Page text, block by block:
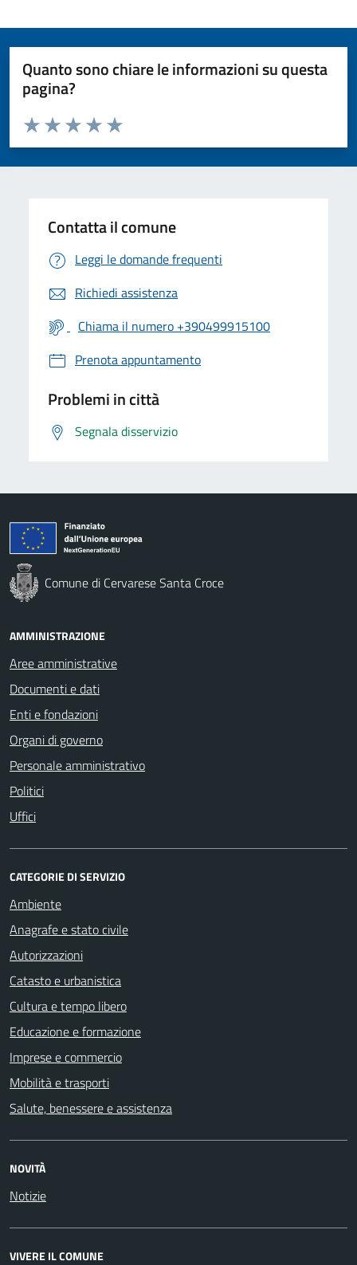
Quanto sono chiare le informazioni su questa
pagina?
Valuta da 1 a 5 stelle la pagina
Valuta 5 stelle su 5
Valuta 4 stelle su 5
Valuta 3 stelle su 5
Valuta 2 stelle su 5
Valuta 1 stelle su 5
Contatta il comune
Leggi le domande frequenti
Richiedi assistenza
Chiama il numero +390499915100
Prenota appuntamento
Problemi in città
Segnala disservizio
Comune di Cervarese Santa Croce
AMMINISTRAZIONE
Aree amministrative
Documenti e dati
Enti e fondazioni
Organi di governo
Personale amministrativo
Politici
Uffici
CATEGORIE DI SERVIZIO
Ambiente
Anagrafe e stato civile
Autorizzazioni
Catasto e urbanistica
Cultura e tempo libero
Educazione e formazione
Imprese e commercio
Mobilità e trasporti
Salute, benessere e assistenza
NOVITÀ
Notizie
VIVERE IL COMUNE